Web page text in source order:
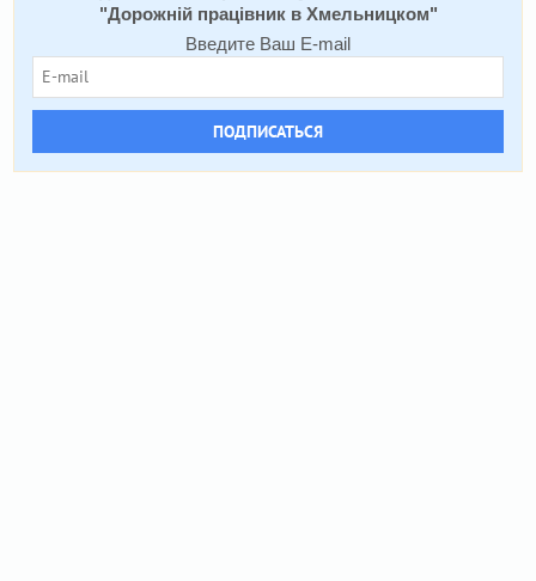
"Дорожній працівник в Хмельницком"
Введите Ваш E-mail
ПОДПИСАТЬСЯ